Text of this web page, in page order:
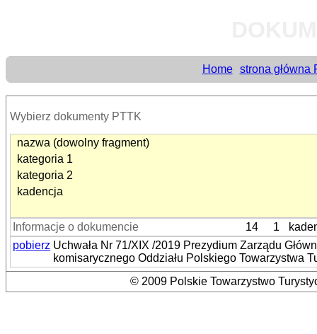
Home strona główna
Wybierz dokumenty PTTK
nazwa (dowolny fragment)
kategoria 1
kategoria 2
kadencja
Informacje o dokumencie 14 1
pobierz Uchwała Nr 71/XIX /2019 Prezydium Zarządu
komisarycznego Oddziału Polskiego Towarzystwa
© 2009 Polskie Towarzystwo